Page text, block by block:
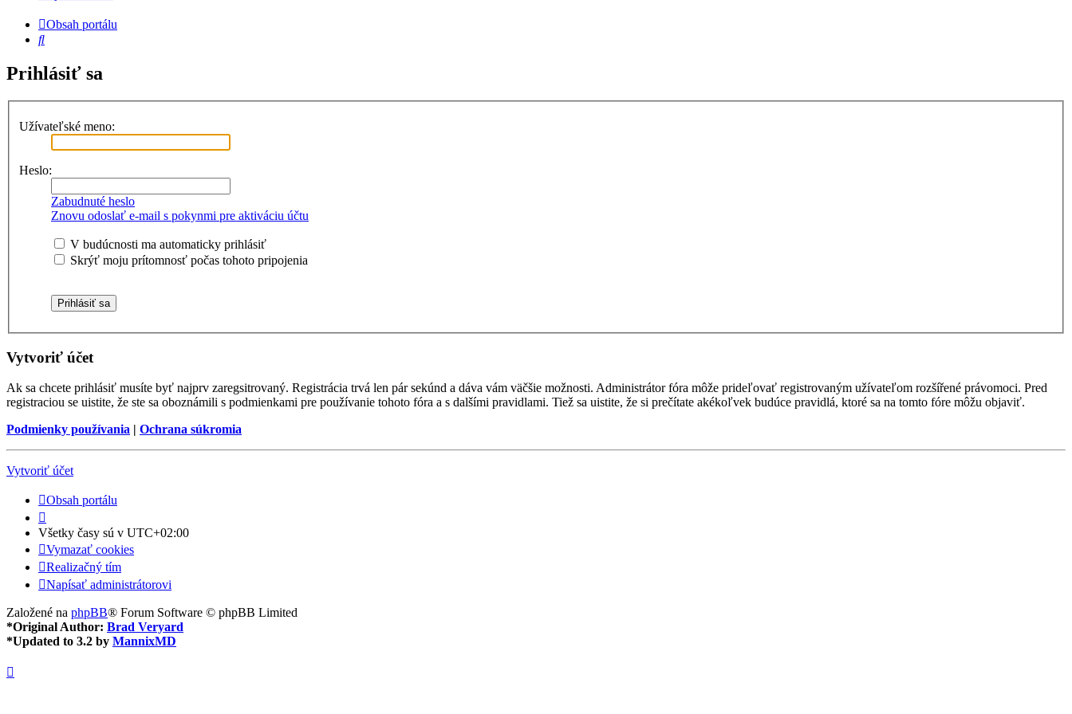
Obsah portálu
Hľadať
Prihlásiť sa
Užívateľské meno:
Heslo:
Zabudnuté heslo
Znovu odoslať e-mail s pokynmi pre aktiváciu účtu
V budúcnosti ma automaticky prihlásiť
Skrýť moju prítomnosť počas tohoto pripojenia
Vytvoriť účet
Ak sa chcete prihlásiť musíte byť najprv zaregsitrovaný. Registrácia trvá len pár sekúnd a dáva vám väčšie možnosti. Administrátor fóra môže prideľovať registrovaným užívateľom rozšířené právomoci. Pred
registraciou se uistite, že ste sa oboznámili s podmienkami pre používanie tohoto fóra a s dalšími pravidlami. Tiež sa uistite, že si prečítate akékoľvek budúce pravidlá, ktoré sa na tomto fóre môžu objaviť.
Podmienky používania | Ochrana súkromia
Vytvoriť účet
Obsah portálu
Všetky časy sú v UTC+02:00
Vymazať cookies
Realizačný tím
Napísať administrátorovi
Založené na phpBB® Forum Software © phpBB Limited
*Original Author: Brad Veryard
*Updated to 3.2 by MannixMD